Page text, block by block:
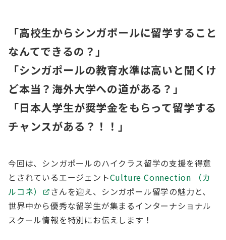
「高校生からシンガポールに留学すること
なんてできるの？」
「シンガポールの教育水準は高いと聞くけ
ど本当？海外大学への道がある？」
「日本人学生が奨学金をもらって留学する
チャンスがある？！！」
今回は、シンガポールのハイクラス留学の支援を得意
とされているエージェントCulture Connection （カ
ルコネ）
さんを迎え、シンガポール留学の魅力と、
世界中から優秀な留学生が集まるインターナショナル
スクール情報を特別にお伝えします！